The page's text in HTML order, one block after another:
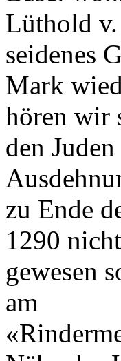
Lüthold v.
seidenes
Mark
hören wir
den
zu Ende
1290
gewesen
am